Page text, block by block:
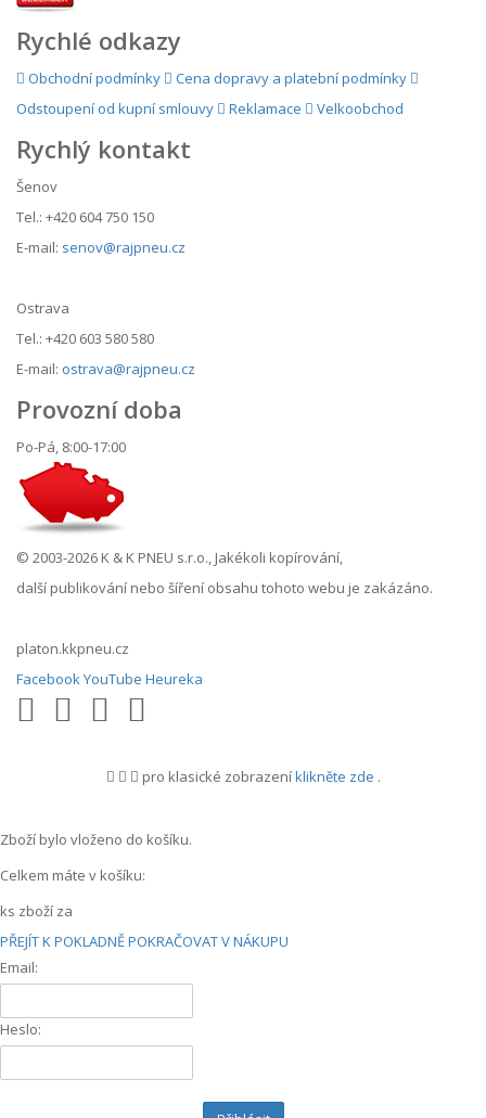
Rychlé odkazy
Obchodní podmínky
Cena dopravy a platební podmínky
Odstoupení od kupní smlouvy
Reklamace Velkoobchod
Rychlý kontakt
Šenov
Tel.: +420 604 750 150
E-mail: senov@rajpneu.cz
Ostrava
Tel.: +420 603 580 580
E-mail: ostrava@rajpneu.cz
Provozní doba
Po-Pá, 8:00-17:00
© 2003-2026 K & K PNEU s.r.o., Jakékoli kopírování,
další publikování nebo šíření obsahu tohoto webu je zakázáno.
platon.kkpneu.cz
FacebookYouTube Heureka
pro klasické zobrazeníklikněte zde .
Zboží bylo vloženo do košíku.
Celkem máte v košíku:
ks zboží za
PŘEJÍT K POKLADNĚPOKRAČOVAT V NÁKUPU
Email:
Heslo: